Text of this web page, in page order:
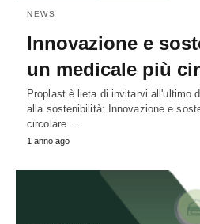
NEWS
Innovazione e
un medicale più
Proplast è lieta di invitarvi all'ultimo
alla sostenibilità: Innovazione e
circolare.…
1 anno ago